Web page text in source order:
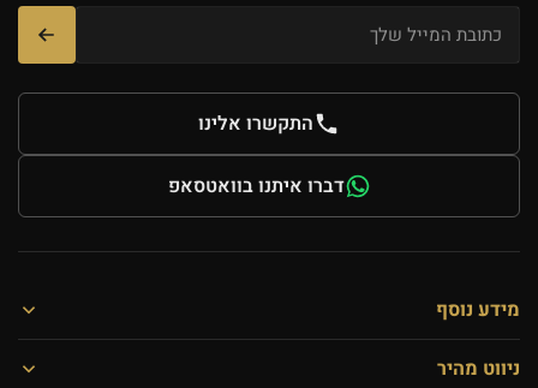
אלקטרוני
התקשרו אלינו
דברו איתנו בוואטסאפ
מידע נוסף
ניווט מהיר